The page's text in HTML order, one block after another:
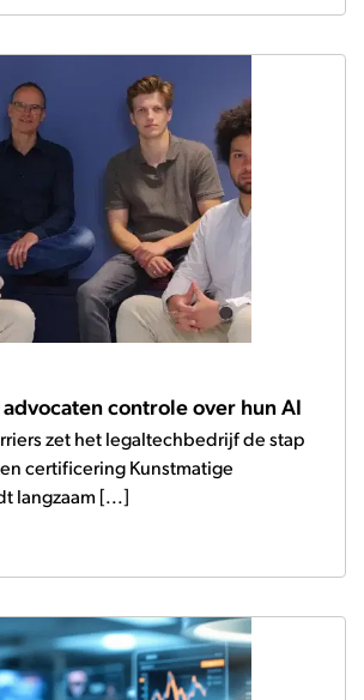
controle over hun AI
zet het legaltechbedrijf de stap
certificering Kunstmatige
langzaam [...]